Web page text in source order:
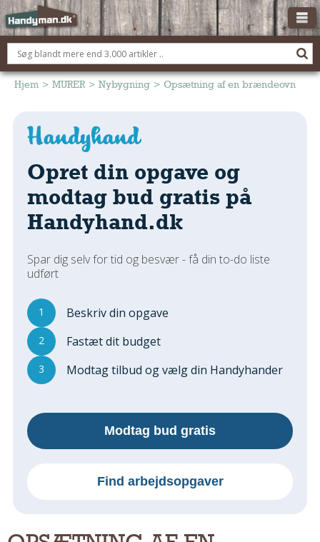
OM HANDYMAN.DK
FÅ 3 TILBUD
BOLIG KØBERÅDGIVNING
TØMRER/SNEDKER
Montage Og Nybyg
Reparation Og Vedligehold
Alt Om Køkkenet
Om Værktøj
Andet
ELEKTRIKER
Regler Og Love
Udskiftning Og Montage
Om Materialer
Tips Og Tests
Montage Og Udskiftning
Reparation Og Vedligehold
Indendørs
Hjem > MURER > Nybygning > Opsætning af en brændeovn
Opret din opgave og
modtag bud gratis på
Handyhand.dk
Spar dig selv for tid og besvær - få din to-do liste
udført
1 Beskriv din opgave
2 Fastæt dit budget
3 Modtag tilbud og vælg din Handyhander
Modtag bud gratis
Find arbejdsopgaver